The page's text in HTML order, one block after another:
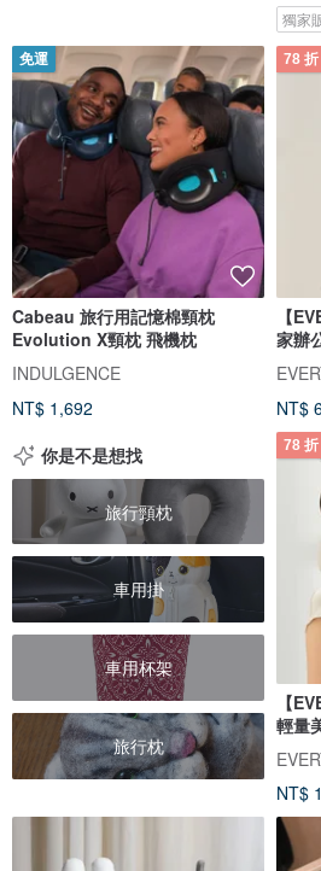
獨家
免運
Cabeau 旅行用記憶棉頸枕
Evolution X頸枕 飛機枕
INDULGENCE
NT$ 1,692
78 折
【
家辦
NT$
你是不是想找
旅行頸枕
車用掛
車用杯架
旅行枕
78 折
【
輕量
NT$